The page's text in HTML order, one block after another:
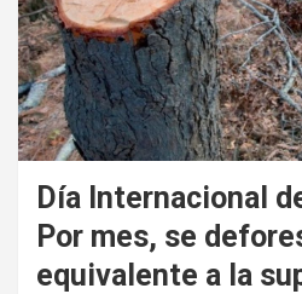
Día Internacional
Por mes, se
equivalente a la